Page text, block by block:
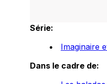
Série:
Imaginaire
Dans le cadre de: